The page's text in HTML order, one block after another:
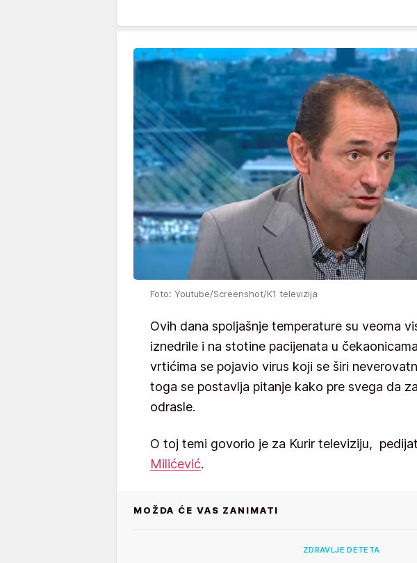
Foto: Youtube/Screenshot/K1 televizija
Ovih dana spoljašnje temperature su veoma
iznedrile i na stotine pacijenata u
vrtićima se pojavio virus koji se širi
toga se postavlja pitanje kako pre svega da
odrasle.
O toj temi govorio je za Kurir televiziju,
Milićević.
MOŽDA ĆE VAS ZANIMATI
ZDRAVLJE DETETA